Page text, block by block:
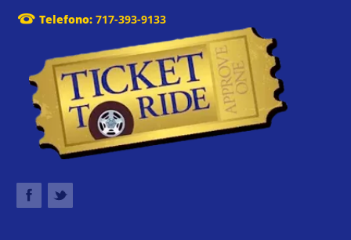
Telefono:717-393-9133